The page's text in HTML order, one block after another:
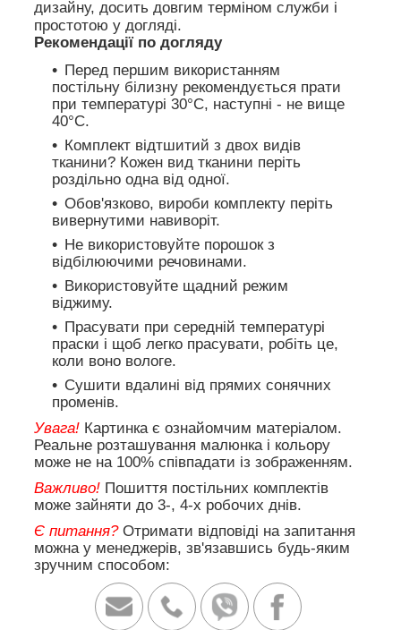
дизайну, досить довгим терміном служби і
простотою у догляді.
Рекомендації по догляду
Перед першим використанням
постільну білизну рекомендується прати
при температурі 30°C, наступні - не вище
40°C.
Комплект відтшитий з двох видів
тканини? Кожен вид тканини періть
роздільно одна від одної.
Обов'язково, вироби комплекту періть
вивернутими навиворіт.
Не використовуйте порошок з
відбілюючими речовинами.
Використовуйте щадний режим
віджиму.
Прасувати при середній температурі
праски і щоб легко прасувати, робіть це,
коли воно вологе.
Сушити вдалині від прямих сонячних
променів.
Увага! Картинка є ознайомчим матеріалом.
Реальне розташування малюнка і кольору
може не на 100% співпадати із зображенням.
Важливо! Пошиття постільних комплектів
може зайняти до 3-, 4-х робочих днів.
Є питання? Отримати відповіді на запитання
можна у менеджерів, зв'язавшись будь-яким
зручним способом: